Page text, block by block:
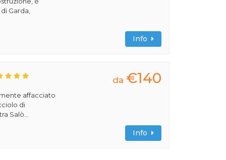
Garda,
Info
affacciato
di
Salò...
da €140
Info